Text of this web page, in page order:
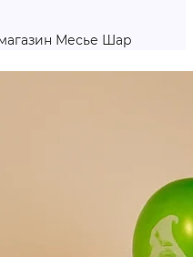
Месье Шар